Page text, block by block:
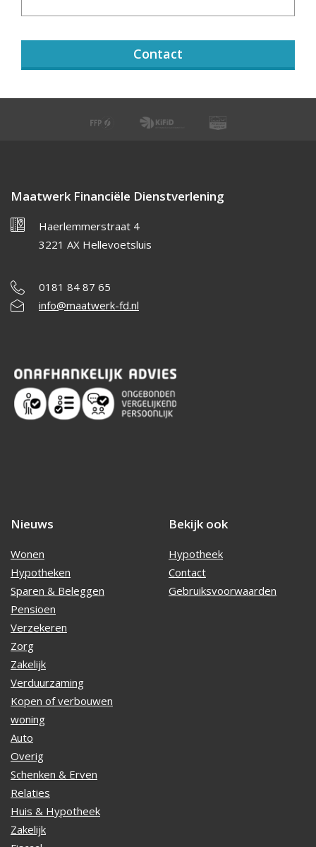
Contact
Maatwerk Financiële Dienstverlening
Haerlemmerstraat 4
3221 AX Hellevoetsluis
0181 84 87 65
info@maatwerk-fd.nl
Nieuws
Wonen
Hypotheken
Sparen & Beleggen
Pensioen
Verzekeren
Zorg
Zakelijk
Verduurzaming
Kopen of verbouwen
woning
Auto
Overig
Schenken & Erven
Relaties
Huis & Hypotheek
Zakelijk
Bekijk ook
Hypotheek
Contact
Gebruiksvoorwaarden